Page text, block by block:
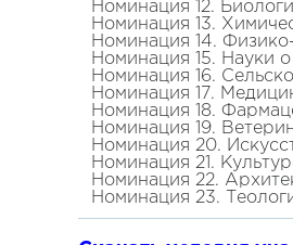
Номинация 12.
Номинация 13.
Номинация 14.
Номинация 15. Науки
Номинация 16.
Номинация 17.
Номинация 18.
Номинация 19.
Номинация 20.
Номинация 21.
Номинация 22.
Номинация 23.